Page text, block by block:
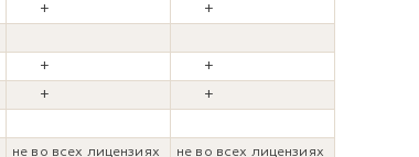
+
+
+
+
+
+
не во всех лицензиях не во всех лицензиях